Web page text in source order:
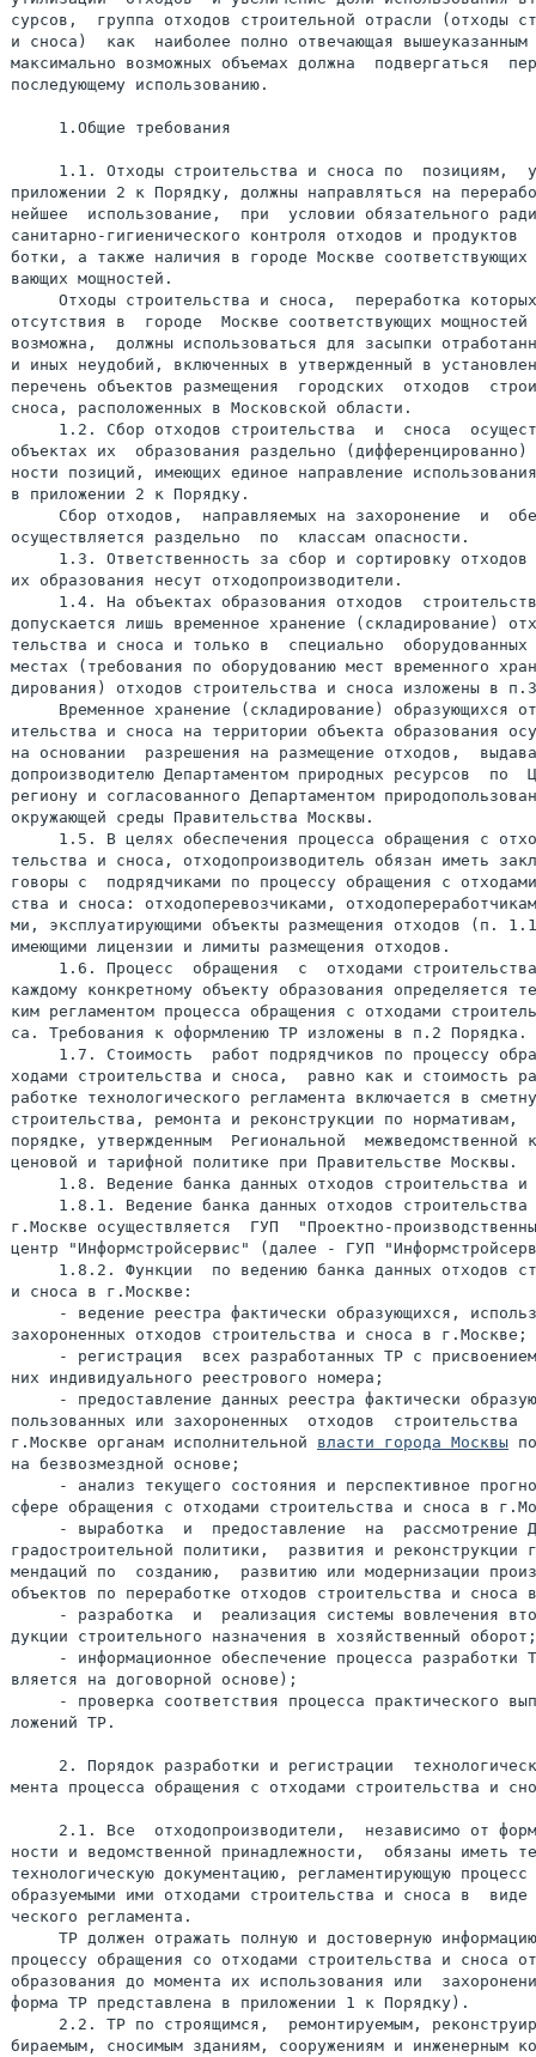
сурсов,  группа отходов строительной отрасли (отходы
и сноса)  как  наиболее полно отвечающая вышеуказанным
максимально возможных объемах должна  подвергаться
последующему использованию.
     1.Общие требования
1.1. Отходы строительства и сноса по  позициям,
приложении 2 к Порядку, должны направляться на
нейшее  использование,  при  условии обязательного
санитарно-гигиенического контроля отходов и
ботки, а также наличия в городе Москве соответствующих
вающих мощностей.
Отходы строительства и сноса,  переработка
отсутствия в  городе  Москве соответствующих мощностей
возможна,  должны использоваться для засыпки
и иных неудобий, включенных в утвержденный в
перечень объектов размещения  городских  отходов
сноса, расположенных в Московской области.
1.2. Сбор отходов строительства  и  сноса
объектах их  образования раздельно
ности позиций, имеющих единое направление
в приложении 2 к Порядку.
Сбор отходов,  направляемых на захоронение  и
осуществляется раздельно  по  классам опасности.
1.3. Ответственность за сбор и сортировку отходов
их образования несут отходопроизводители.
1.4. На объектах образования отходов
допускается лишь временное хранение (складирование)
тельства и сноса и только в  специально
местах (требования по оборудованию мест временного
дирования) отходов строительства и сноса изложены в
Временное хранение (складирование) образующихся
ительства и сноса на территории объекта образования
на основании  разрешения на размещение отходов,
допроизводителю Департаментом природных ресурсов  по
региону и согласованного Департаментом
окружающей среды Правительства Москвы.
1.5. В целях обеспечения процесса обращения с
тельства и сноса, отходопроизводитель обязан иметь
говоры с  подрядчиками по процессу обращения с
ства и сноса: отходоперевозчиками,
ми, эксплуатирующими объекты размещения отходов (п.
имеющими лицензии и лимиты размещения отходов.
1.6. Процесс  обращения  с  отходами
каждому конкретному объекту образования определяется
ким регламентом процесса обращения с отходами
са. Требования к оформлению ТР изложены в п.2 Порядка.
1.7. Стоимость  работ подрядчиков по процессу
ходами строительства и сноса,  равно как и стоимость
работке технологического регламента включается в
строительства, ремонта и реконструкции по
порядке, утвержденным  Региональной  межведомственной
ценовой и тарифной политике при Правительстве Москвы.
1.8. Ведение банка данных отходов строительства и
1.8.1. Ведение банка данных отходов строительства
г.Москве осуществляется  ГУП  "Проектно-
центр "Информстройсервис" (далее - ГУП
1.8.2. Функции  по ведению банка данных отходов
и сноса в г.Москве:
- ведение реестра фактически образующихся,
захороненных отходов строительства и сноса в г.Москве;
- регистрация  всех разработанных ТР с
них индивидуального реестрового номера;
- предоставление данных реестра фактически
пользованных или захороненных  отходов
г.Москве органам исполнительной власти города Москвы
на безвозмездной основе;
- анализ текущего состояния и перспективное
сфере обращения с отходами строительства и сноса в
- выработка  и  предоставление  на  рассмотрение
градостроительной политики,  развития и реконструкции
мендаций по  созданию,  развитию или модернизации
объектов по переработке отходов строительства и сноса
- разработка  и  реализация системы вовлечения
дукции строительного назначения в хозяйственный оборот;
- информационное обеспечение процесса разработки
вляется на договорной основе);
- проверка соответствия процесса практического
ложений ТР.
2. Порядок разработки и регистрации
мента процесса обращения с отходами строительства и
2.1. Все  отходопроизводители,  независимо от
ности и ведомственной принадлежности,  обязаны иметь
технологическую документацию, регламентирующую
ческого регламента.
ТР должен отражать полную и достоверную
процессу обращения со отходами строительства и сноса
образования до момента их использования или
форма ТР представлена в приложении 1 к Порядку).
2.2. ТР по строящимся,  ремонтируемым,
бираемым, сносимым зданиям, сооружениям и инженерным